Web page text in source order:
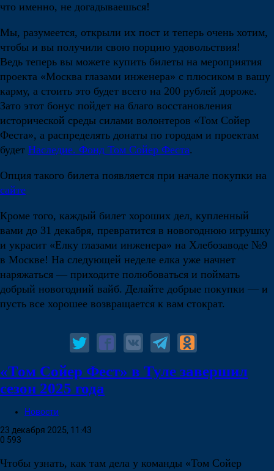
что именно, не догадываешься!
Мы, разумеется, открыли их пост и теперь очень хотим,
чтобы и вы получили свою порцию удовольствия!
Ведь теперь вы можете купить билеты на мероприятия
проекта «Москва глазами инженера» с плюсиком в вашу
карму, а стоить это будет всего на 200 рублей дороже.
Зато этот бонус пойдет на благо восстановления
исторической среды силами волонтеров «Том Сойер
Феста», а распределять донаты по городам и проектам
будет Наследие. Фонд Том Сойер Феста.
Опция такого билета появляется при начале покупки на
сайте
Кроме того, каждый билет хороших дел, купленный
вами до 31 декабря, превратится в новогоднюю игрушку
и украсит «Елку глазами инженера» на Хлебозаводе №9
в Москве! На следующей неделе елка уже начнет
наряжаться — приходите полюбоваться и поймать
добрый новогодний вайб. Делайте добрые покупки — и
пусть все хорошее возвращается к вам стократ.
«Том Сойер Фест» в Туле завершил
сезон 2025 года
Новости
23 декабря 2025, 11:43
0 593
Чтобы узнать, как там дела у команды «Том Сойер